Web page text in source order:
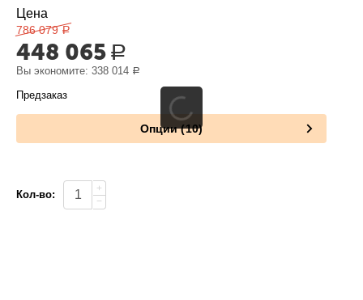
Цена
786 079 Р
448 065 Р
Вы экономите:338 014 Р
Предзаказ
Опции (10)
Кол-во:
+
−